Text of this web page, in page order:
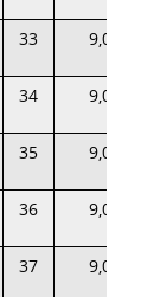
33 9,00
34 9,00
35 9,00
36 9,00
37 9,00